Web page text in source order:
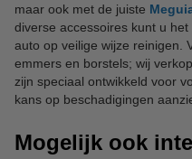
maar ook met de juiste
diverse accessoires kunt u
auto op veilige wijze reinigen.
emmers en borstels; wij
zijn speciaal ontwikkeld voor
kans op beschadigingen
Mogelijk ook